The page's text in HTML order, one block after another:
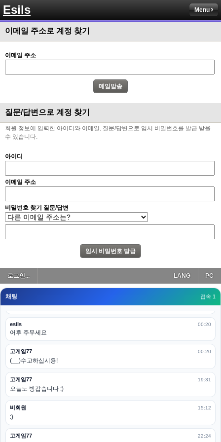
Esils Menu
이메일 주소로 계정 찾기
이메일 주소
질문/답변으로 계정 찾기
회원 정보에 입력한 아이디와 이메일, 질문/답변으로 임시 비밀번호를 발급 받을
수 있습니다.
아이디
이메일 주소
비밀번호 찾기 질문/답변
로그인... PC
LANG
채팅 접속 1
채팅치믄 바로 반영 정상 ㅋ
접속자는 ip당 1명인가 보네요. 다른 브로우저로 접속해도 3명인거보면
esils
음
나가도 3이네 하핫 ...
고게임77
esils 00:19
고게임77 00:19
esils
아 이제 2로 돌아왔군요
esils 00:19
모바일로 보는데도 좀 불편하더라구요
고게임77 00:19
아 ㅋㅋ 내일도 심심하면 들리겠습니다. 벌써 12시가 넘었었네요
esils 00:20
어후 주무세요
고게임77 00:20
(__)수고하십시용!
고게임77 19:31
오늘도 방갑습니다 :)
비회원 15:12
:)
고게임77 22:24